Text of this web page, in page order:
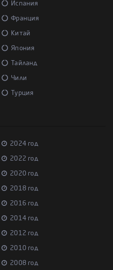
Испания
Франция
Китай
Япония
Тайланд
Чили
Турция
2024 год
2022 год
2020 год
2018 год
2016 год
2014 год
2012 год
2010 год
2008 год